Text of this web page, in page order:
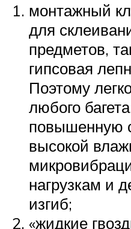
монтажный
для
предметов,
гипсовая
Поэтому
любого
повышенную
высокой
нагрузкам и
изгиб;
«жидкие